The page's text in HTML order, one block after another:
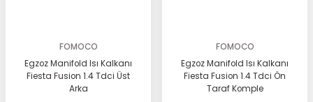
FOMOCO
Egzoz Manifold Isı Kalkanı
Fiesta Fusion 1.4 Tdci Üst
Arka
FOMOCO
Egzoz Manifold Isı Kalkanı
Fiesta Fusion 1.4 Tdci Ön
Taraf Komple